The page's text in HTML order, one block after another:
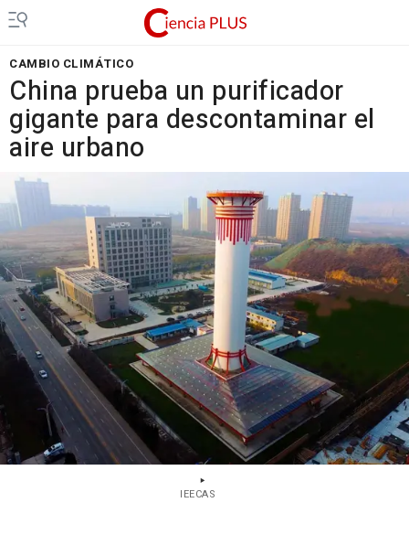
CAMBIO CLIMÁTICO
China prueba un purificador
gigante para descontaminar el
aire urbano
IEECAS